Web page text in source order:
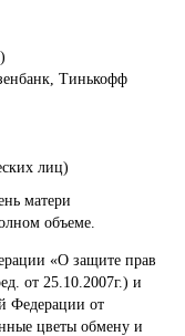
Тинькофф
лиц)
матери
объеме.
«О защите прав
от 25.10.2007г.) и
Федерации от
цветы обмену и